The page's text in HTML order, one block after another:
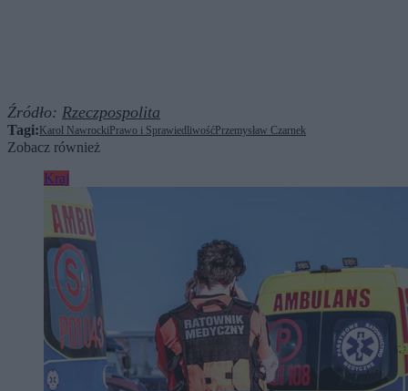
Źródło: Rzeczpospolita
Tagi:Karol NawrockiPrawo i SprawiedliwośćPrzemysław Czarnek
Zobacz również
Kraj